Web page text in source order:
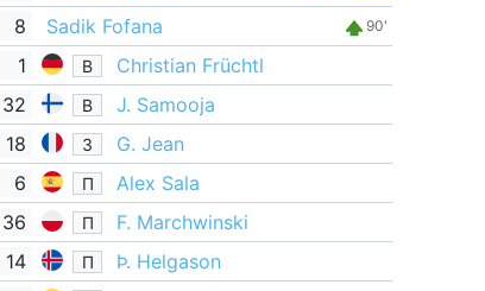
8 Sadik Fofana 90'
1 В
Christian Früchtl
32
В
J. Samooja
18
З
G. Jean
6
П
Alex Sala
36
П
F. Marchwinski
14
П
Þ. Helgason